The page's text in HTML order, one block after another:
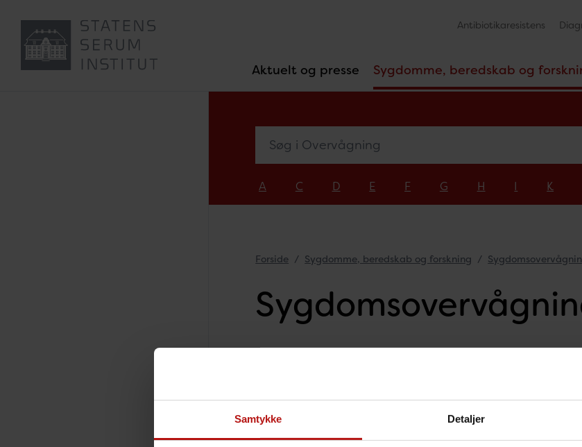
Samtykke Detaljer
Aktuelt og presse Sygdomme, beredskab og
Antibiotikaresistens
A C D E F G H I K
Forside Sygdomme, beredskab og forskning
HAIBA - Healthcare Associated Infections Database
Harepest (Tularæmi 2013–2024)